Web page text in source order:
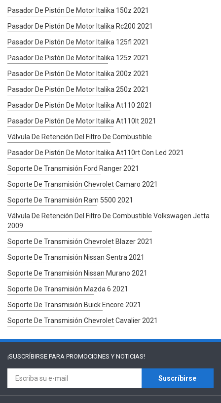
Pasador De Pistón De Motor Italika 150z 2021
Pasador De Pistón De Motor Italika Rc200 2021
Pasador De Pistón De Motor Italika 125fl 2021
Pasador De Pistón De Motor Italika 125z 2021
Pasador De Pistón De Motor Italika 200z 2021
Pasador De Pistón De Motor Italika 250z 2021
Pasador De Pistón De Motor Italika At110 2021
Pasador De Pistón De Motor Italika At110lt 2021
Válvula De Retención Del Filtro De Combustible
Pasador De Pistón De Motor Italika At110rt Con Led 2021
Soporte De Transmisión Ford Ranger 2021
Soporte De Transmisión Chevrolet Camaro 2021
Soporte De Transmisión Ram 5500 2021
Válvula De Retención Del Filtro De Combustible Volkswagen Jetta
2009
Soporte De Transmisión Chevrolet Blazer 2021
Soporte De Transmisión Nissan Sentra 2021
Soporte De Transmisión Nissan Murano 2021
Soporte De Transmisión Mazda 6 2021
Soporte De Transmisión Buick Encore 2021
Soporte De Transmisión Chevrolet Cavalier 2021
¡SUSCRÍBIRSE PARA PROMOCIONES Y NOTICIAS!
Suscríbirse